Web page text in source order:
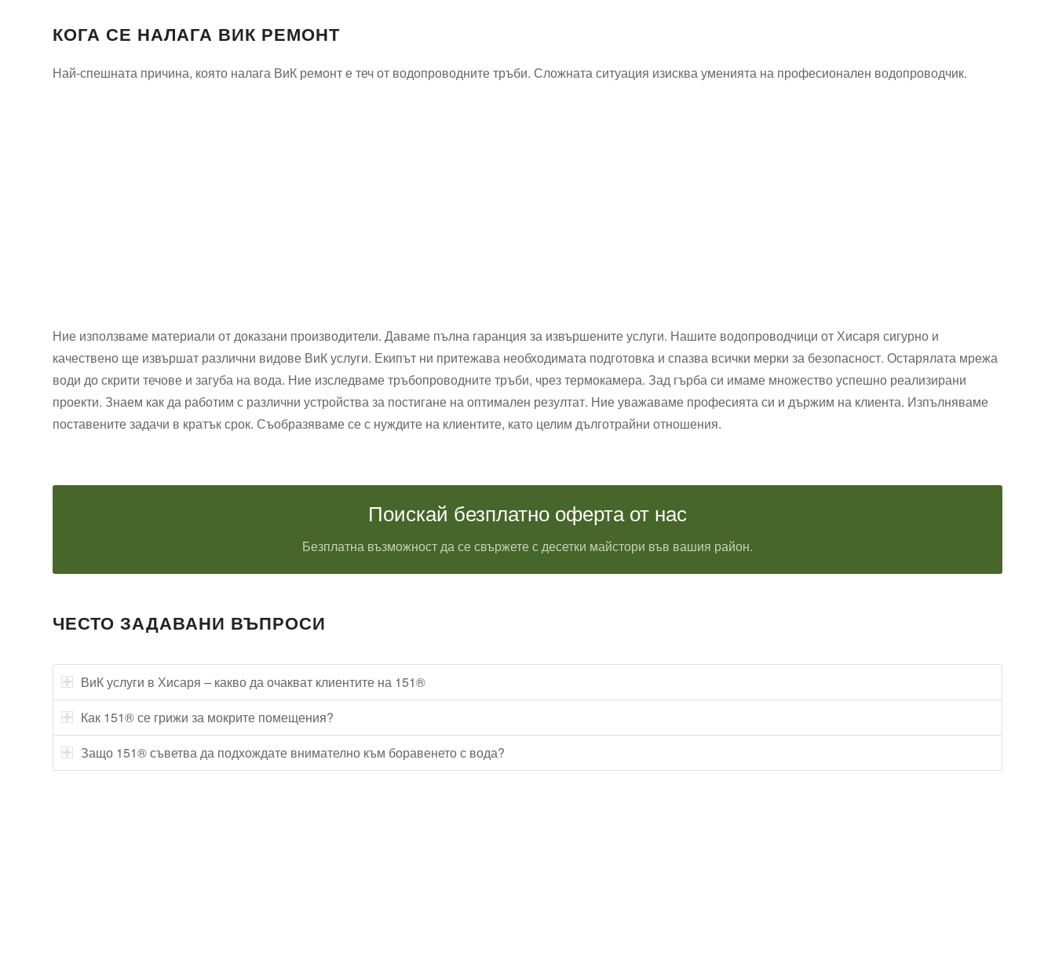
КОГА СЕ НАЛАГА ВИК РЕМОНТ
Най-спешната причина, която налага ВиК ремонт е теч от водопроводните тръби. Сложната ситуация изисква уменията на професионален водопроводчик.
Ние използваме материали от доказани производители. Даваме пълна гаранция за извършените услуги. Нашите водопроводчици от Хисаря сигурно и
качествено ще извършат различни видове ВиК услуги. Екипът ни притежава необходимата подготовка и спазва всички мерки за безопасност. Остарялата мрежа
води до скрити течове и загуба на вода. Ние изследваме тръбопроводните тръби, чрез термокамера. Зад гърба си имаме множество успешно реализирани
проекти. Знаем как да работим с различни устройства за постигане на оптимален резултат. Ние уважаваме професията си и държим на клиента. Изпълняваме
поставените задачи в кратък срок. Съобразяваме се с нуждите на клиентите, като целим дълготрайни отношения.
Поискай безплатно оферта от нас
Безплатна възможност да се свържете с десетки майстори във вашия район.
ЧЕСТО ЗАДАВАНИ ВЪПРОСИ
ВиК услуги в Хисаря – какво да очакват клиентите на 151®
Как 151® се грижи за мокрите помещения?
Защо 151® съветва да подхождате внимателно към боравенето с вода?